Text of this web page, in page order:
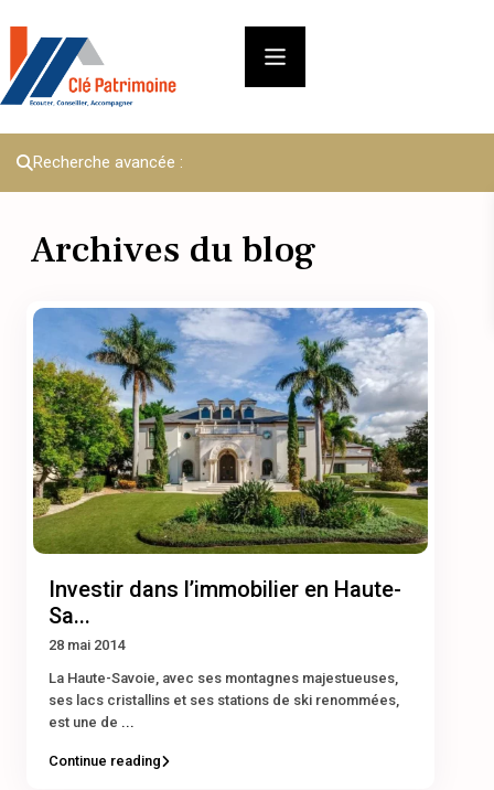
Recherche avancée :
Archives du blog
Investir dans l’immobilier en Haute-
Sa...
28 mai 2014
La Haute-Savoie, avec ses montagnes majestueuses,
ses lacs cristallins et ses stations de ski renommées,
est une de ...
Continue reading